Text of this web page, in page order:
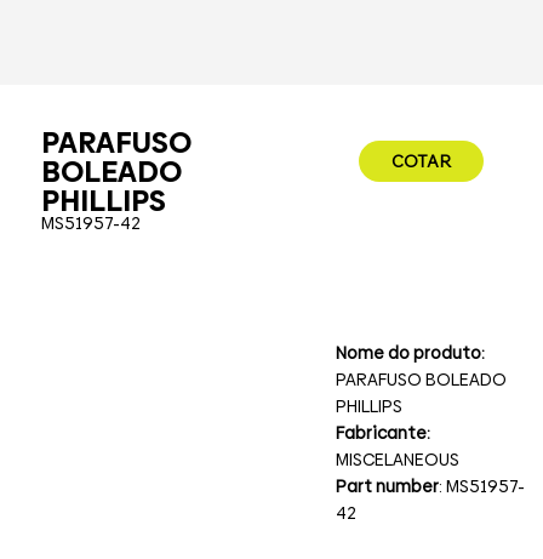
PARAFUSO
BOLEADO
PHILLIPS
MS51957-42
COTAR
Nome do produto:
PARAFUSO BOLEADO
PHILLIPS
Fabricante:
MISCELANEOUS
Part number: MS51957-
42